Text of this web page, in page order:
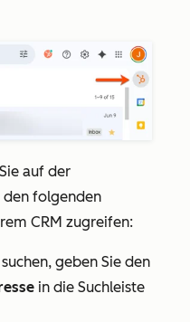
auf der
den folgenden
CRM zugreifen:
geben Sie den
in die Suchleiste